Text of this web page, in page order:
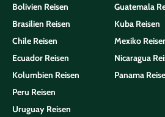
Bolivien Reisen
Brasilien Reisen
Chile Reisen
Ecuador Reisen
Kolumbien Reisen
Peru Reisen
Uruguay Reisen
Guatemala
Kuba Reisen
Mexiko
Nicaragua
Panama